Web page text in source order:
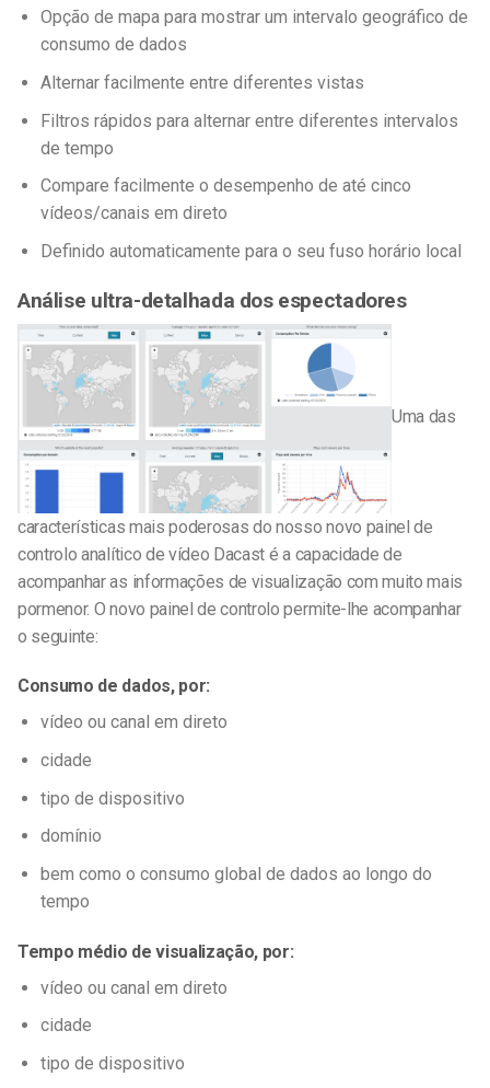
Opção de mapa para mostrar um intervalo geográfico de
consumo de dados
Alternar facilmente entre diferentes vistas
Filtros rápidos para alternar entre diferentes intervalos
de tempo
Compare facilmente o desempenho de até cinco
vídeos/canais em direto
Definido automaticamente para o seu fuso horário local
Análise ultra-detalhada dos espectadores
Uma das
características mais poderosas do nosso novo painel de
controlo analítico de vídeo Dacast é a capacidade de
acompanhar as informações de visualização com muito mais
pormenor. O novo painel de controlo permite-lhe acompanhar
o seguinte:
Consumo de dados, por:
vídeo ou canal em direto
cidade
tipo de dispositivo
domínio
bem como o consumo global de dados ao longo do
tempo
Tempo médio de visualização, por:
vídeo ou canal em direto
cidade
tipo de dispositivo